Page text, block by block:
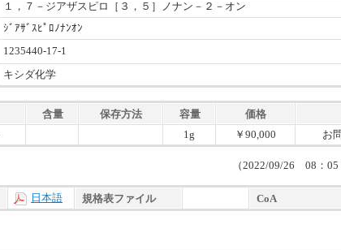
１，７－ジアザスピロ［３，５］ノナン－２－オン
ｼﾞｱｻﾞｽﾋﾟﾛﾉﾅﾝｵﾝ
1235440-17-1
キシダ化学
含量 保存方法 容量 価格
1g ￥90,000 お
（2022/09/26 08：
日本語 規格表ファイル CoA